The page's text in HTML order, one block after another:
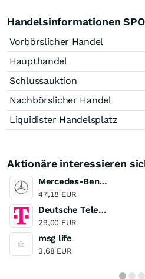
Handelsinformationen
Vorbörslicher Handel
Haupthandel
Schlussauktion
Nachbörslicher Handel
Liquidister Handelsplatz
Aktionäre interessieren
Mercedes-Benz Group
47,18 EUR
Deutsche Telekom
29,00 EUR
msg life
3,68 EUR